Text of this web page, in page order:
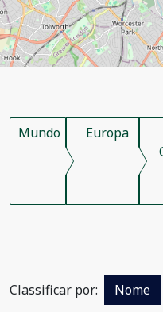
Mundo Europa
Classificar por: Nome